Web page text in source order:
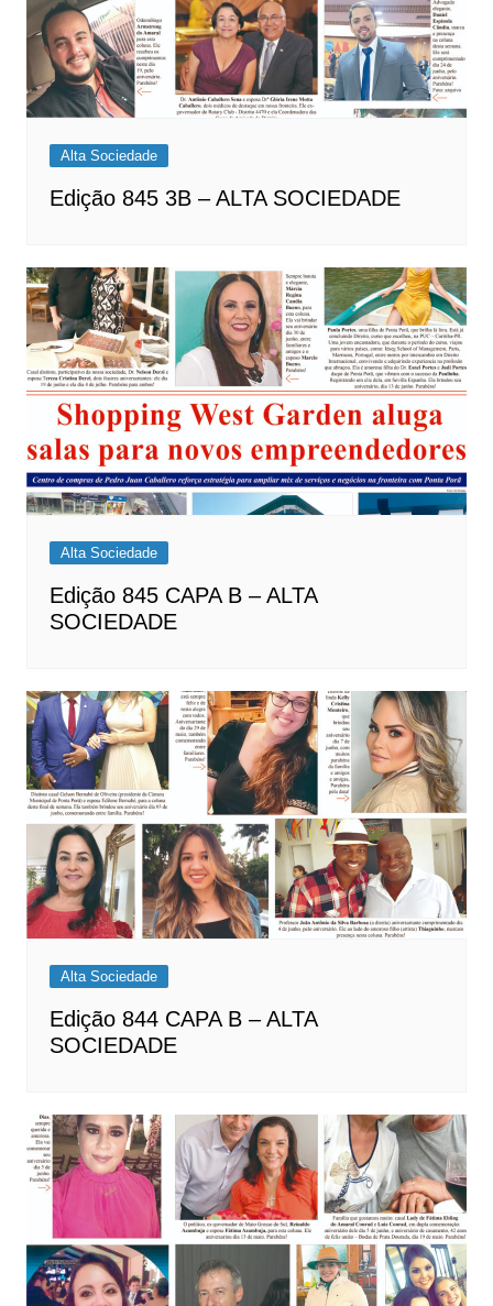
Alta Sociedade
Edição 845 3B – ALTA SOCIEDADE
Alta Sociedade
Edição 845 CAPA B – ALTA
SOCIEDADE
Alta Sociedade
Edição 844 CAPA B – ALTA
SOCIEDADE